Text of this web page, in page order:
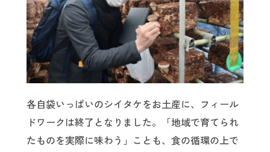
各自袋いっぱいのシイタケをお土産に、フィール
ドワークは終了となりました。「地域で育てられ
たものを実際に味わう」ことも、食の循環の上で